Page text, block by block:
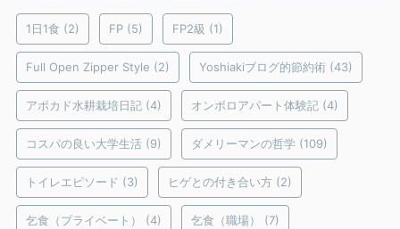
1日1食 (2) FP (5) FP2級 (1)
Full Open Zipper Style (2) Yoshiakiブログ的節約術 (43)
アボカド水耕栽培日記 (4) オンボロアパート体験記 (4)
コスパの良い大学生活 (9) ダメリーマンの哲学 (109)
トイレエピソード (3) ヒゲとの付き合い方 (2)
乞食（プライベート） (4) 乞食（職場） (7)